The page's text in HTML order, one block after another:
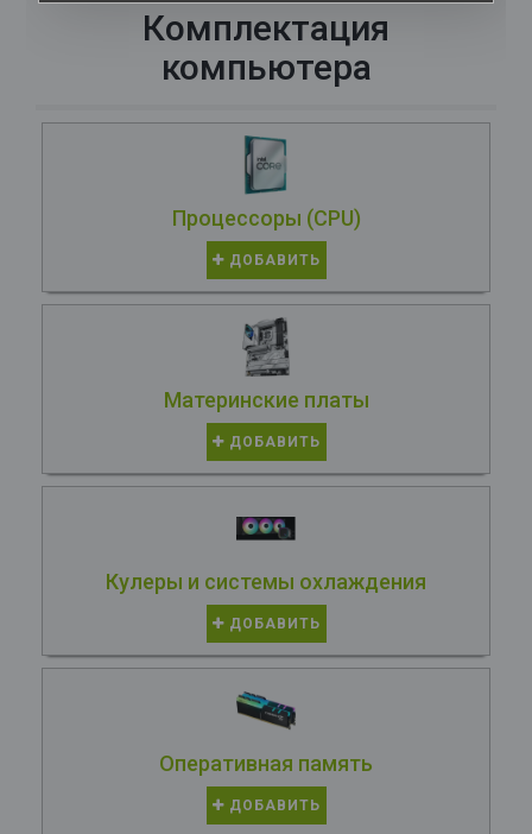
Комплектация
компьютера
Процессоры (CPU)
ДОБАВИТЬ
Материнские платы
ДОБАВИТЬ
Кулеры и системы охлаждения
ДОБАВИТЬ
Оперативная память
ДОБАВИТЬ